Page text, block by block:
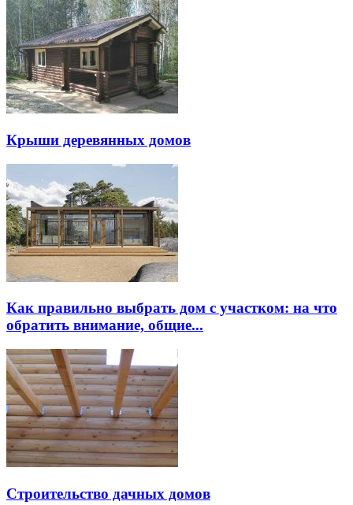
Крыши деревянных домов
Как правильно выбрать дом с участком: на что
обратить внимание, общие...
Строительство дачных домов